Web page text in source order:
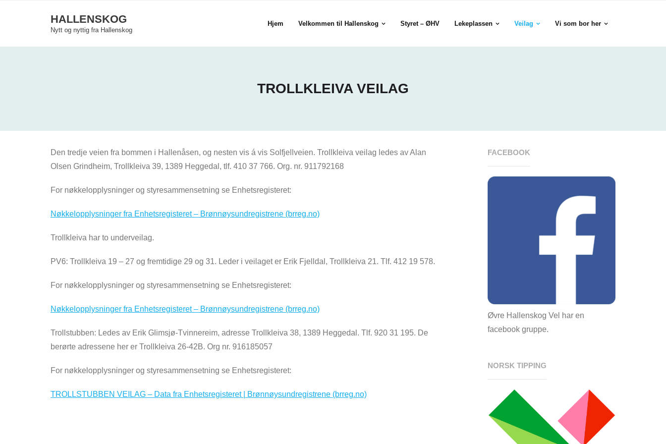
HALLENSKOG
Nytt og nyttig fra Hallenskog
Hjem Velkommen til Hallenskog Styret – ØHV Lekeplassen Veilag Vi som bor her
TROLLKLEIVA VEILAG
Den tredje veien fra bommen i Hallenåsen, og nesten vis á vis Solfjellveien. Trollkleiva veilag ledes av Alan
Olsen Grindheim, Trollkleiva 39, 1389 Heggedal, tlf. 410 37 766. Org. nr. 911792168
For nøkkelopplysninger og styresammensetning se Enhetsregisteret:
Nøkkelopplysninger fra Enhetsregisteret – Brønnøysundregistrene (brreg.no)
Trollkleiva har to underveilag.
PV6: Trollkleiva 19 – 27 og fremtidige 29 og 31. Leder i veilaget er Erik Fjelldal, Trollkleiva 21. Tlf. 412 19 578.
For nøkkelopplysninger og styresammensetning se Enhetsregisteret:
Nøkkelopplysninger fra Enhetsregisteret – Brønnøysundregistrene (brreg.no)
Trollstubben: Ledes av Erik Glimsjø-Tvinnereim, adresse Trollkleiva 38, 1389 Heggedal. Tlf. 920 31 195. De
berørte adressene her er Trollkleiva 26-42B. Org nr. 916185057
For nøkkelopplysninger og styresammensetning se Enhetsregisteret:
TROLLSTUBBEN VEILAG – Data fra Enhetsregisteret | Brønnøysundregistrene (brreg.no)
FACEBOOK
Øvre Hallenskog Vel har en
facebook gruppe.
NORSK TIPPING